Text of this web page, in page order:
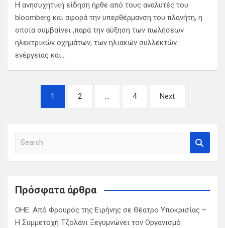
Η ανησυχητική είδηση ήρθε από τους αναλυτές του
bloοmberg και αφορά την υπερθέρμανση του πλανήτη, η
οποία συμβαίνει ,παρά την αύξηση των πωλήσεων
ηλεκτρικών οχημάτων, των ηλιακών συλλεκτών
ενέργειας και…
Σελιδοποίηση
άρθρων
1 2 … 4 Next
a
c
Πρόσφατα άρθρα
ΟΗΕ: Από Φρουρός της Ειρήνης σε Θέατρο Υποκρισίας –
Η Συμμετοχή Τζολάνι Ξεγυμνώνει τον Οργανισμό